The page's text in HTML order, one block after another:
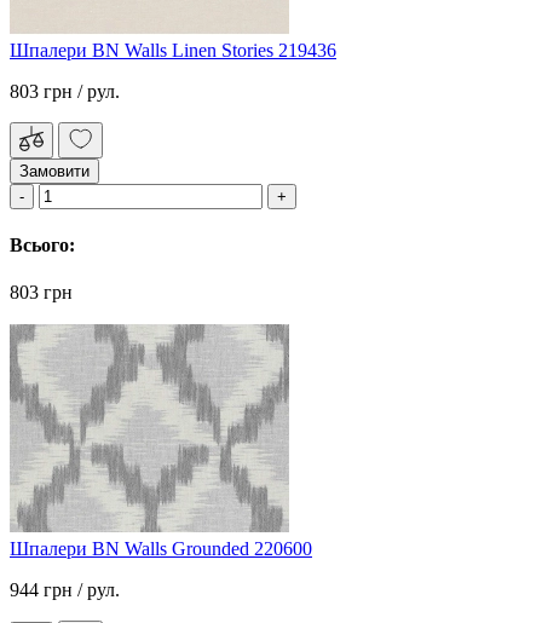
Шпалери BN Walls Linen Stories 219436
803 грн / рул.
Замовити
Всього:
803 грн
Шпалери BN Walls Grounded 220600
944 грн / рул.